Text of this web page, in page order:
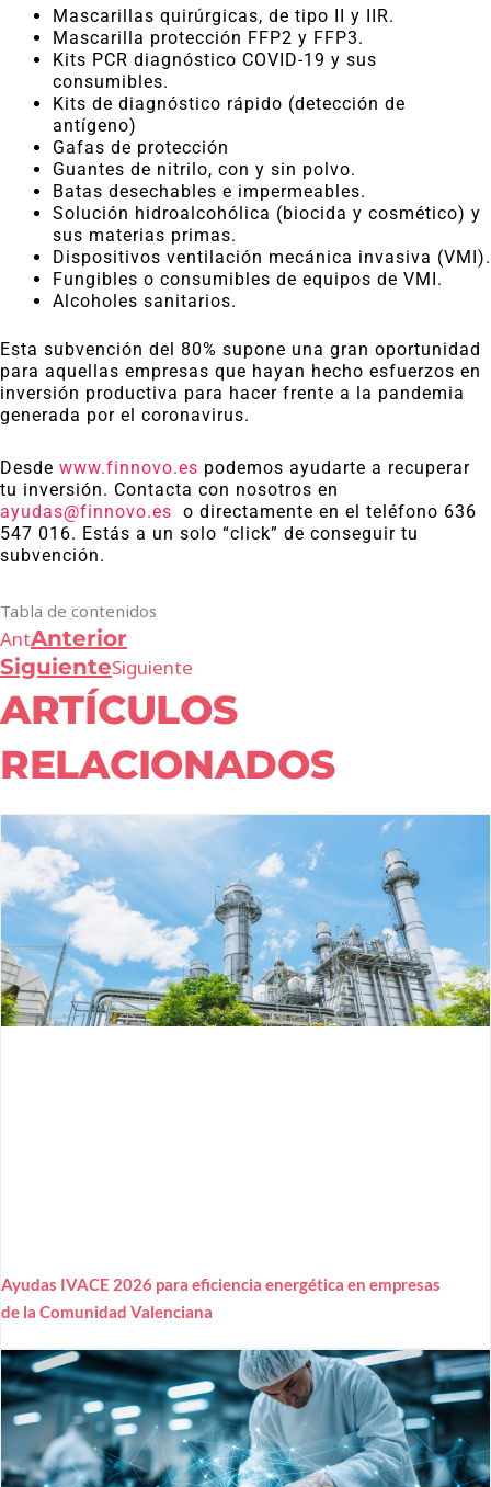
Mascarillas quirúrgicas, de tipo II y IIR.
Mascarilla protección FFP2 y FFP3.
Kits PCR diagnóstico COVID-19 y sus
consumibles.
Kits de diagnóstico rápido (detección de
antígeno)
Gafas de protección
Guantes de nitrilo, con y sin polvo.
Batas desechables e impermeables.
Solución hidroalcohólica (biocida y cosmético) y
sus materias primas.
Dispositivos ventilación mecánica invasiva (VMI).
Fungibles o consumibles de equipos de VMI.
Alcoholes sanitarios.
Esta subvención del 80% supone una gran oportunidad
para aquellas empresas que hayan hecho esfuerzos en
inversión productiva para hacer frente a la pandemia
generada por el coronavirus.
Desde www.finnovo.es podemos ayudarte a recuperar
tu inversión. Contacta con nosotros en
ayudas@finnovo.es o directamente en el teléfono 636
547 016. Estás a un solo “click” de conseguir tu
subvención.
Tabla de contenidos
AntAnterior
SiguienteSiguiente
ARTÍCULOS
RELACIONADOS
Ayudas IVACE 2026 para eficiencia energética en empresas
de la Comunidad Valenciana